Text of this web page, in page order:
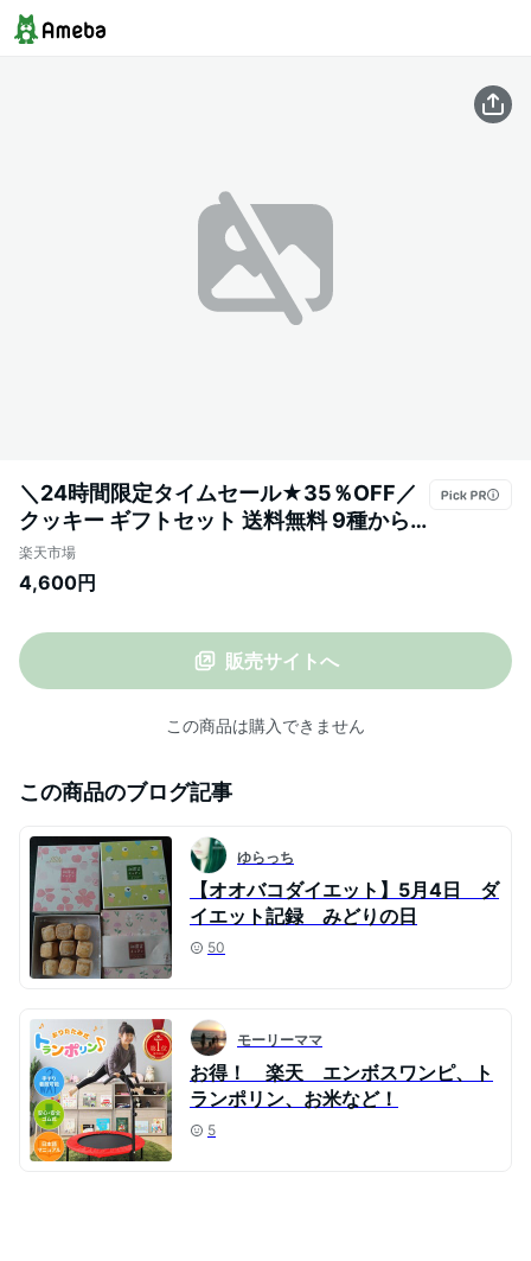
＼24時間限定タイムセール★35％OFF／
クッキー ギフトセット 送料無料 9種から6
個選べる 和讃盆くっきぃ [ 和三盆糖使用
スイーツ お菓子 詰め合わせ かわいい プレ
焼き菓子 お中元 御中元 2023 ]
楽天市場
4,600円
販売サイトへ
この商品は購入できません
この商品のブログ記事
ゆらっち
【オオバコダイエット】5月4日 ダ
イエット記録 みどりの日
50
モーリーママ
お得！ 楽天 エンボスワンピ、ト
ランポリン、お米など！
5